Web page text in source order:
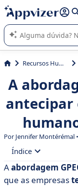
de nossa IA (várias
A IA do Appvizer o
SaaS para sua
Recursos Humanos (RH)
A
antecipar
PorJennifer Montérémal
Índice
• Definição da
Aabordagem
que as empresas